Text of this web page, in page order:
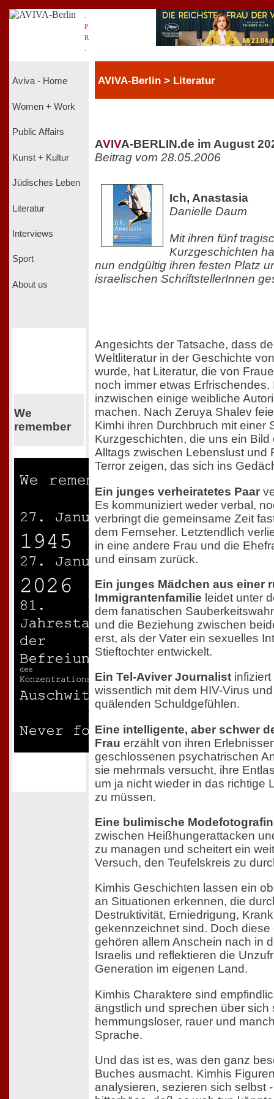
P
R
Aviva - Home
Women + Work
Public Affairs
Kunst + Kultur
Jüdisches Leben
Literatur
Interviews
Sport
About us
We
remember
AVIVA-Berlin > Literatur
AVIVA-BERLIN.de im August
Beitrag vom 28.05.2006
Ich, Anastasia
Danielle Daum
Mit ihren fünf
Kurzgeschichten
nun endgültig ihren festen Platz
israelischen SchriftstellerInnen
Angesichts der Tatsache, dass
Weltliteratur in der Geschichte
wurde, hat Literatur, die von
noch immer etwas Erfrischendes.
inzwischen einige weibliche
machen. Nach Zeruya Shalev
Kimhi ihren Durchbruch mit einer
Kurzgeschichten, die uns ein
Alltags zwischen Lebenslust und
Terror zeigen, das sich ins
Ein junges verheiratetes Paar
Es kommuniziert weder verbal,
verbringt die gemeinsame Zeit
dem Fernseher. Letztendlich
in eine andere Frau und die
und einsam zurück.
Ein junges Mädchen aus einer
Immigrantenfamilie leidet unter
dem fanatischen
und die Beziehung zwischen
erst, als der Vater ein sexuelles
Stieftochter entwickelt.
Ein Tel-Aviver Journalist
wissentlich mit dem HIV-Virus
quälenden Schuldgefühlen.
Eine intelligente, aber schwer
Frau erzählt von ihren
geschlossenen psychatrischen
sie mehrmals versucht, ihre
um ja nicht wieder in das richtige
zu müssen.
Eine bulimische Modefotografin
zwischen Heißhungerattacken
zu managen und scheitert ein
Versuch, den Teufelskreis zu
Kimhis Geschichten lassen ein
an Situationen erkennen, die
Destruktivität, Erniedrigung,
gekennzeichnet sind. Doch
gehören allem Anschein nach in
Israelis und reflektieren die
Generation im eigenen Land.
Kimhis Charaktere sind
ängstlich und sprechen über sich
hemmungsloser, rauer und
Sprache.
Und das ist es, was den ganz
Buches ausmacht. Kimhis
analysieren, sezieren sich selbst